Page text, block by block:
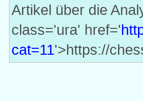
Artikel über die
class='ura' href='
cat=11'>https://